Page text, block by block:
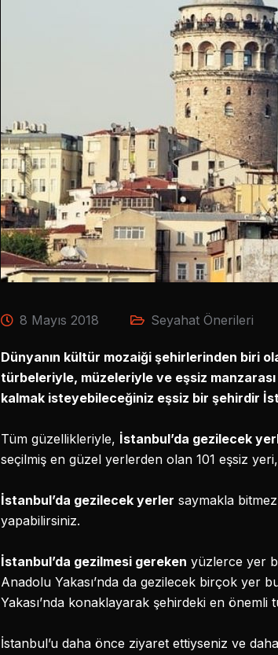
8 Mayıs 2018 Seyahat Önerileri
Dünyanın kültür mozaiği şehirlerinden biri
türbeleriyle, müzeleriyle ve eşsiz
kalmak isteyebileceğiniz eşsiz bir şehirdir
Tüm güzellikleriyle, İstanbul’da gezilecek
seçilmiş en güzel yerlerden olan 101 eşsiz yeri,
İstanbul’da gezilecek yerler saymakla
yapabilirsiniz.
İstanbul’da gezilmesi gereken yüzlerce yer
Anadolu Yakası’nda da gezilecek birçok yer
Yakası’nda konaklayarak şehirdeki en
İstanbul’u daha önce ziyaret ettiyseniz ve daha